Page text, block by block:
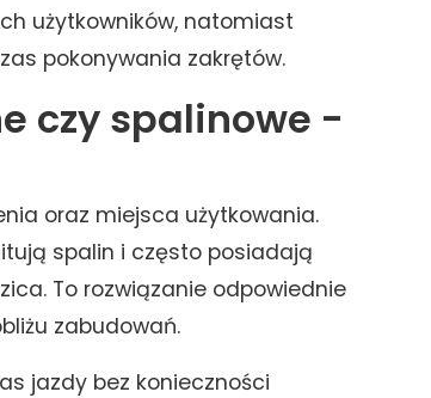
użytkowników, natomiast
pokonywania zakrętów.
czy spalinowe -
oraz miejsca użytkowania.
spalin i często posiadają
To rozwiązanie odpowiednie
zabudowań.
jazdy bez konieczności